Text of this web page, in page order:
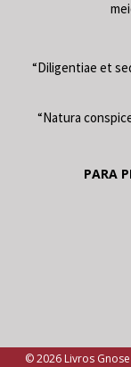
“Diligentiae et
“Natura
PARA
© 2026 Livros